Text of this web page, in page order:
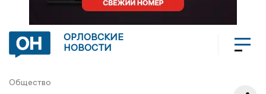
ОРЛОВСКИЕ
НОВОСТИ
Общество